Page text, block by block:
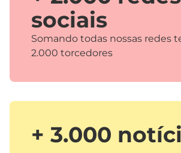
sociais
Somando todas nossas redes
2.000 torcedores
+ 3.000